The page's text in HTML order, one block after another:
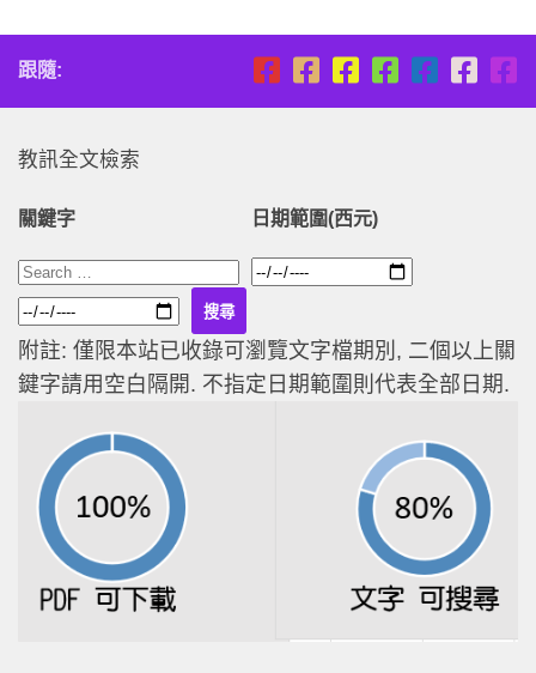
跟隨:
教訊全文檢索
關鍵字 日期範圍(西元)
附註: 僅限本站已收錄可瀏覽文字檔期別, 二個以上關
鍵字請用空白隔開. 不指定日期範圍則代表全部日期.